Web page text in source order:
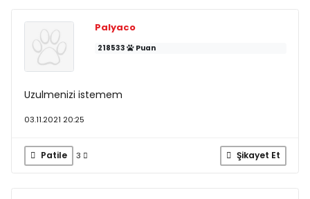
Palyaco
218533 Puan
Uzulmenizi istemem
03.11.2021 20:25
Patile 3 Şikayet Et